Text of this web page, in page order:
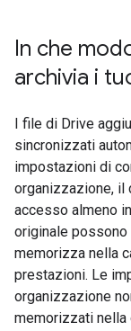
In che
archivia i
I file di Drive
sincronizzati
impostazioni di
organizzazione, il
accesso almeno
originale
memorizza nella
prestazioni. Le
organizzazione
memorizzati nella